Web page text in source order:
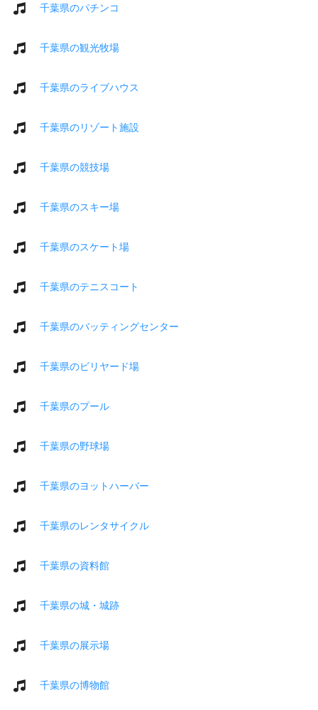
千葉県のパチンコ
千葉県の観光牧場
千葉県のライブハウス
千葉県のリゾート施設
千葉県の競技場
千葉県のスキー場
千葉県のスケート場
千葉県のテニスコート
千葉県のバッティングセンター
千葉県のビリヤード場
千葉県のプール
千葉県の野球場
千葉県のヨットハーバー
千葉県のレンタサイクル
千葉県の資料館
千葉県の城・城跡
千葉県の展示場
千葉県の博物館